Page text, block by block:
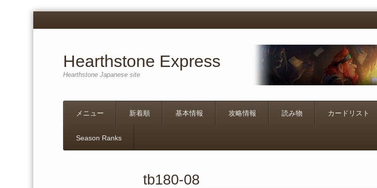
Hearthstone Express
Hearthstone Japanese site
メニュー 新着順 基本情報 攻略情報 読み物 カードリスト
Season Ranks
tb180-08